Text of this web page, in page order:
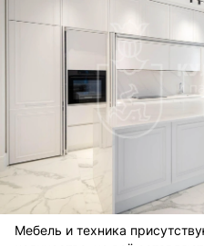
Мебель и техника